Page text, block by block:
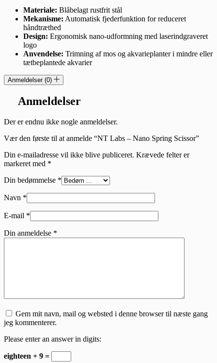
Materiale: Blåbelagt rustfrit stål
Mekanisme: Automatisk fjederfunktion for reduceret
håndtræthed
Design: Ergonomisk nano-udformning med laserindgraveret
logo
Anvendelse: Trimning af mos og akvarieplanter i mindre eller
tætbeplantede akvarier
Anmeldelser (0)
Anmeldelser
Der er endnu ikke nogle anmeldelser.
Vær den første til at anmelde “NT Labs – Nano Spring Scissor”
Din e-mailadresse vil ikke blive publiceret. Krævede felter er
markeret med *
Din bedømmelse *
Navn *
E-mail *
Din anmeldelse *
Gem mit navn, mail og websted i denne browser til næste gang
jeg kommenterer.
Please enter an answer in digits:
eighteen + 9 =